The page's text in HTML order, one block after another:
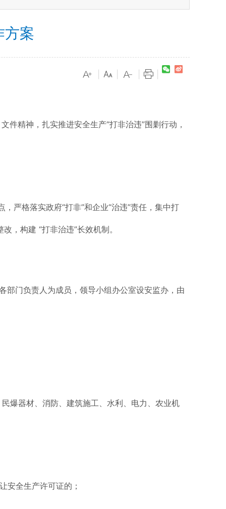
方案
精神，扎实推进安全生产“打非治违”围剿行动，
严格落实政府“打非”和企业“治违”责任，集中打
，构建 “打非治违”长效机制。
部门负责人为成员，领导小组办公室设安监办，由
爆器材、消防、建筑施工、水利、电力、农业机
全生产许可证的；